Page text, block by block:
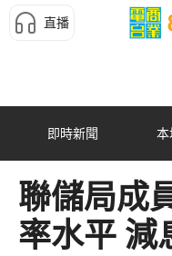
直播
即時新聞 本
聯儲局成
率水平 減